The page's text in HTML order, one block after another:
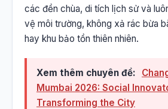
các đền chùa, di tích lịch sử và
vệ môi trường, không xả rác bừa
hay khu bảo tồn thiên nhiên.
Xem thêm chuyên đề:
Mumbai 2026: Social
Transforming the City